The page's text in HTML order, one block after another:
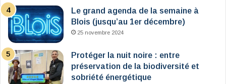
Le grand agenda de la semaine à
Blois (jusqu’au 1er décembre)
25 novembre 2024
Protéger la nuit noire : entre
préservation de la biodiversité et
sobriété énergétique